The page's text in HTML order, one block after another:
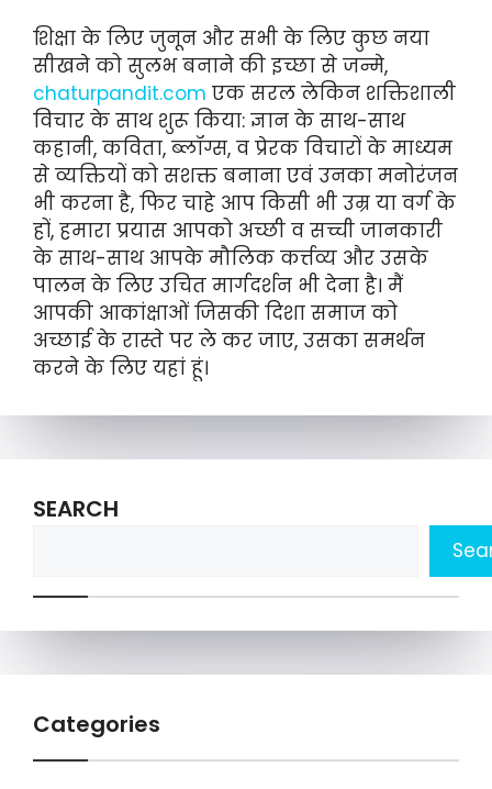
शिक्षा के लिए जुनून और सभी के लिए कुछ नया
सीखने को सुलभ बनाने की इच्छा से जन्मे,
chaturpandit.com एक सरल लेकिन शक्तिशाली
विचार के साथ शुरू किया: ज्ञान के साथ-साथ
कहानी, कविता, ब्लॉग्स, व प्रेरक विचारों के माध्यम
से व्यक्तियों को सशक्त बनाना एवं उनका मनोरंजन
भी करना है, फिर चाहे आप किसी भी उम्र या वर्ग के
हों, हमारा प्रयास आपको अच्छी व सच्ची जानकारी
के साथ-साथ आपके मौलिक कर्त्तव्य और उसके
पालन के लिए उचित मार्गदर्शन भी देना है। मैं
आपकी आकांक्षाओं जिसकी दिशा समाज को
अच्छाई के रास्ते पर ले कर जाए, उसका समर्थन
करने के लिए यहां हूं।
SEARCH
Categories